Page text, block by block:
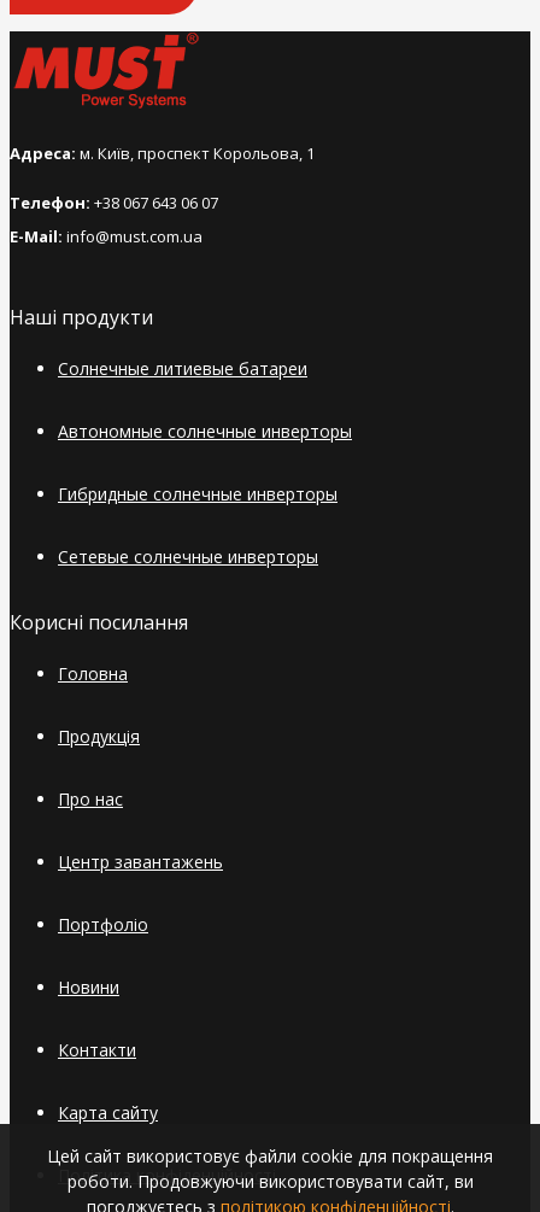
Адреса: м. Київ, проспект Корольова, 1
Телефон: +38 067 643 06 07
E-Mail: info@must.com.ua
Наші продукти
Солнечные литиевые батареи
Автономные солнечные инверторы
Гибридные солнечные инверторы
Сетевые солнечные инверторы
Корисні посилання
Головна
Продукція
Про нас
Центр завантажень
Портфоліо
Новини
Контакти
Карта сайту
Політика конфіденційності
Цей сайт використовує файли cookie для покращення
роботи. Продовжуючи використовувати сайт, ви
погоджуєтесь з політикою конфіденційності.